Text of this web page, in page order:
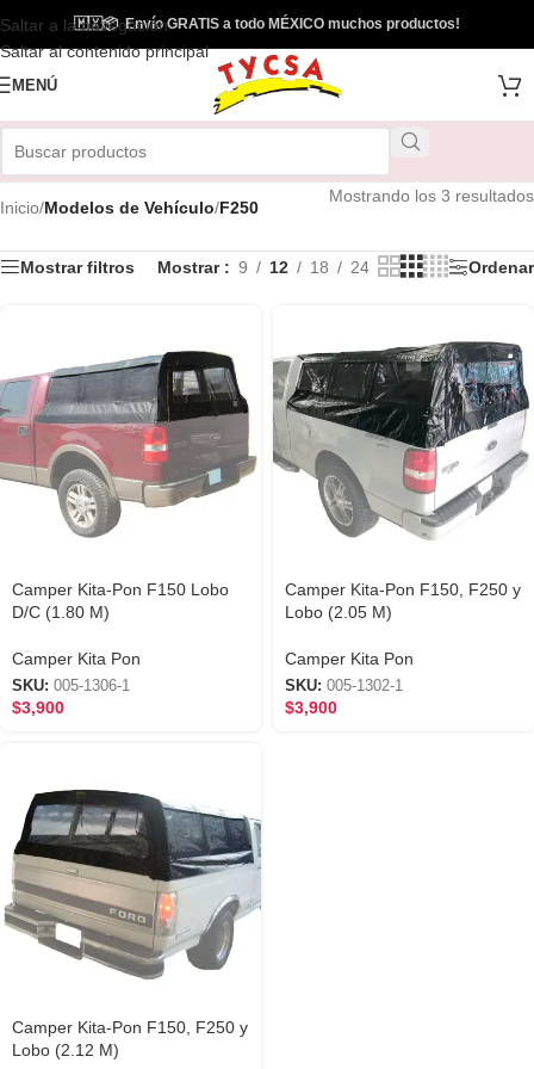
Saltar a la navegación
Saltar al contenido principal
🇲🇽📦Envío GRATIS a todo MÉXICO muchos productos!
MENÚ
Inicio/Modelos de Vehículo/F250
Mostrando los 3 resultados
Mostrar filtros Mostrar 9 12 18 24 Ordenar
Camper Kita-Pon F150 Lobo
D/C (1.80 M)
Camper Kita Pon
SKU: 005-1306-1
$3,900
Camper Kita-Pon F150, F250 y
Lobo (2.05 M)
Camper Kita Pon
SKU: 005-1302-1
$3,900
Camper Kita-Pon F150, F250 y
Lobo (2.12 M)